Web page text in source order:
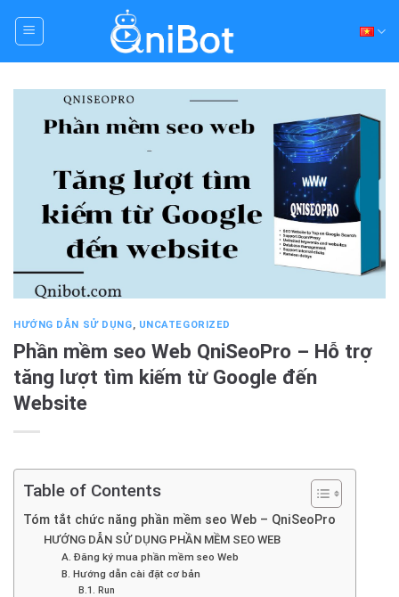
HƯỚNG DẪN SỬ DỤNG, UNCATEGORIZED
Phần mềm seo Web QniSeoPro – Hỗ trợ
tăng lượt tìm kiếm từ Google đến
Website
Table of Contents
Tóm tắt chức năng phần mềm seo Web – QniSeoPro
HƯỚNG DẪN SỬ DỤNG PHẦN MỀM SEO WEB
A. Đăng ký mua phần mềm seo Web
B. Hướng dẫn cài đặt cơ bản
B.1. Run